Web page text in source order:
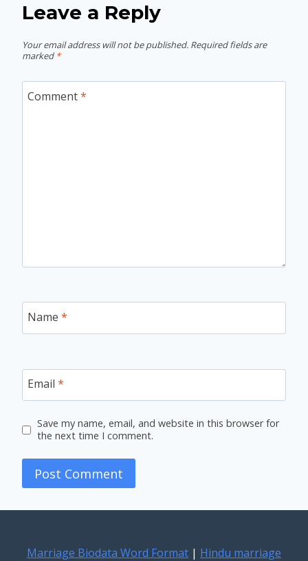
Leave a Reply
Your email address will not be published. Required fields are
marked *
Comment*
Name *
Email *
Save my name, email, and website in this browser for
the next time I comment.
Marriage Biodata Word Format | Hindu marriage